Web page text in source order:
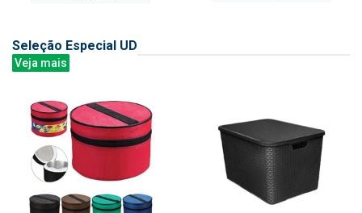
Seleção Especial UD
Veja mais